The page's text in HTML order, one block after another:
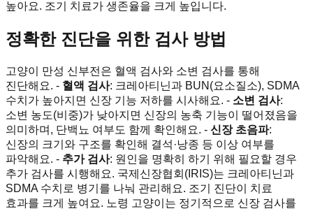
높아요. 조기 치료가 생존율을 크게 높입니다.
정확한 진단을 위한 검사 방법
고양이 만성 신부전은 혈액 검사와 소변 검사를 통해
진단해요. - 혈액 검사: 크레아티닌과 BUN(요소질소), SDMA
수치가 높아지면 신장 기능 저하를 시사해요. - 소변 검사:
소변 농도(비중)가 낮아지면 신장의 농축 기능이 떨어졌음을
의미하며, 단백뇨 여부도 함께 확인해요. - 신장 초음파:
신장의 크기와 구조를 확인해 결석·낭종 등 이상 여부를
파악해요. - 추가 검사: 원인을 명확히 하기 위해 필요할 경우
추가 검사를 시행해요. 국제신장협회(IRIS)는 크레아티닌과
SDMA 수치로 병기를 나눠 관리해요. 조기 진단이 치료
효과를 크게 높여요. 노령 고양이는 정기적으로 신장 검사를